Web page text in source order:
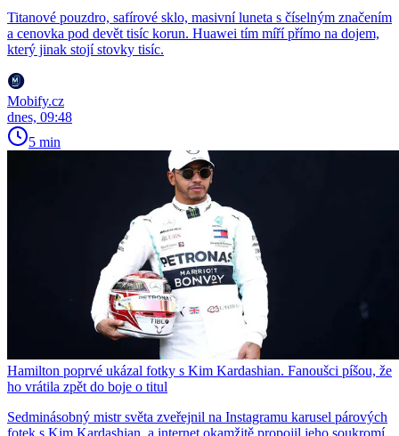
Titanové pouzdro, safírové sklo, masivní luneta s číselným značením
a cenovka pod devět tisíc korun. Huawei tím míří přímo na dojem,
který jinak stojí stovky tisíc.
Mobify.cz
dnes, 09:48
5 min
Hamilton poprvé ukázal fotky s Kim Kardashian. Fanoušci píšou, že
ho vrátila zpět do boje o titul
Sedminásobný mistr světa zveřejnil na Instagramu karusel párových